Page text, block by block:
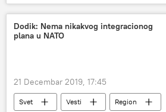
Dodik: Nema nikakvog integracionog
plana u NATO
21 Decembar 2019, 17:45
Svet Vesti Region